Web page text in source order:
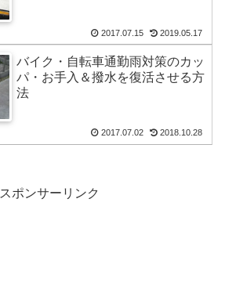
2017.07.15 2019.05.17
バイク・自転車通勤雨対策のカッ
パ・お手入＆撥水を復活させる方
法
2017.07.02 2018.10.28
スポンサーリンク